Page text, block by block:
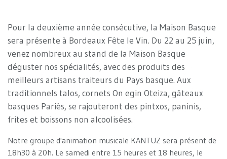
Pour la deuxième année consécutive, la Maison Basque
sera présente à Bordeaux Fête le Vin. Du 22 au 25 juin,
venez nombreux au stand de la Maison Basque
déguster nos spécialités, avec des produits des
meilleurs artisans traiteurs du Pays basque. Aux
traditionnels talos, cornets On egin Oteiza, gâteaux
basques Pariès, se rajouteront des pintxos, paninis,
frites et boissons non alcoolisées.
Notre groupe d'animation musicale KANTUZ sera présent de
18h30 à 20h. Le samedi entre 15 heures et 18 heures, le